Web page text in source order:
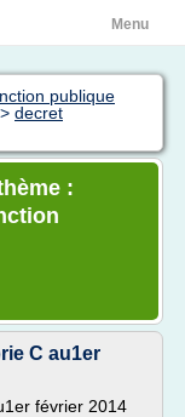
Menu
publique
> decret
:
C au1er
février 2014